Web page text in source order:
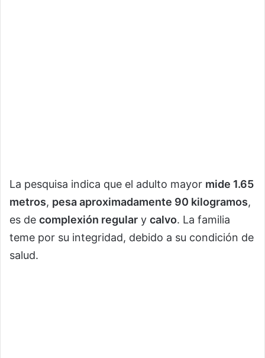
La pesquisa indica que el adulto mayor mide 1.65
metros, pesa aproximadamente 90 kilogramos,
es de complexión regular y calvo. La familia
teme por su integridad, debido a su condición de
salud.